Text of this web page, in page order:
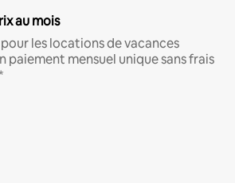
au mois
les locations de vacances
paiement mensuel unique sans frais